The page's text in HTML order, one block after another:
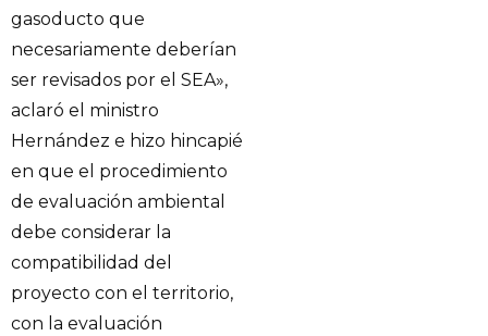
gasoducto que
necesariamente deberían
ser revisados por el SEA»,
aclaró el ministro
Hernández e hizo hincapié
en que el procedimiento
de evaluación ambiental
debe considerar la
compatibilidad del
proyecto con el territorio,
con la evaluación